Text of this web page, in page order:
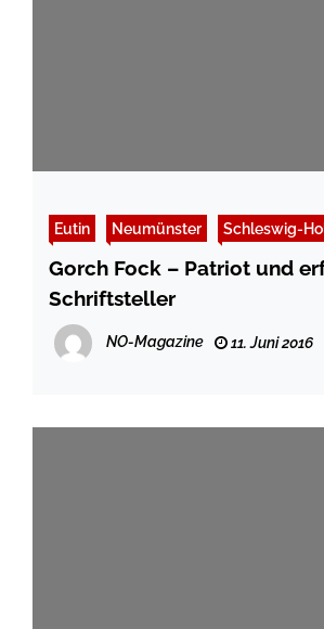
Eutin Neumünster Schleswig-
Gorch Fock – Patriot und
Schriftsteller
NO-Magazine 11. Juni 2016